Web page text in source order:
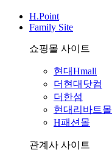
H.Point
Family Site
쇼핑몰 사이트
현대Hmall
더현대닷컴
더한섬
현대리바트몰
H패션몰
관계사 사이트